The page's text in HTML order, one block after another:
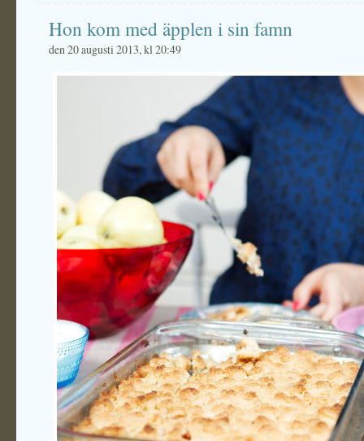
Hon kom med äpplen i sin famn
den 20 augusti 2013, kl 20:49